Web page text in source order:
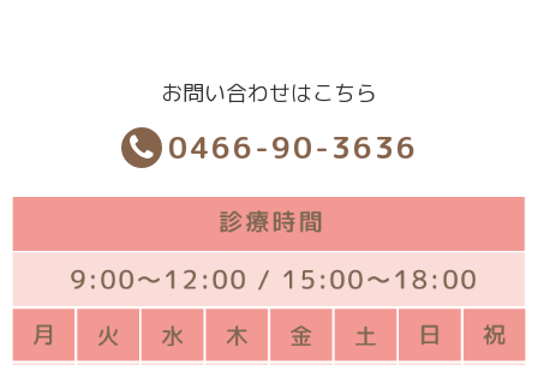
お問い合わせはこちら
0466-90-3636